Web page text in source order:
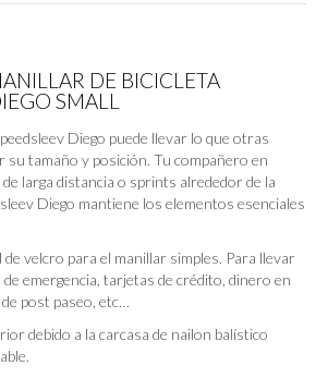
DE BICICLETA
SMALL
Diego puede llevar lo que otras
su tamaño y posición. Tu compañero en
larga distancia o sprints alrededor de la
Diego mantiene los elementos esenciales
velcro para el manillar simples. Para llevar
emergencia, tarjetas de crédito, dinero en
post paseo, etc…
debido a la carcasa de nailon balístico